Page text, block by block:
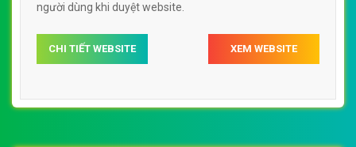
người dùng khi duyệt website.
CHI TIẾT WEBSITE XEM WEBSITE